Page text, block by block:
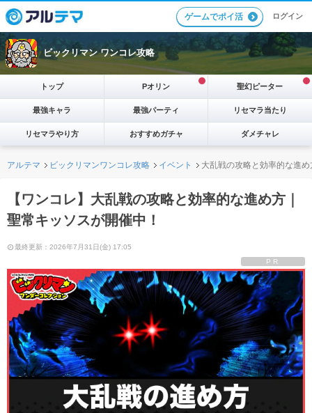
ゲームでポイ活 ログイン
ビックリマン ワンコレ攻略
トップ Pオリン 聖幻ピーター
最強キャラ 最強パーティ リセマラ当たり
リセマラやり方 おすすめガチャ ダメチャレ
アルテマ ビックリマンワンコレ攻略 イベント 大乱戦の攻略と効率的な進
【ワンコレ】大乱戦の攻略と効率的な進め方｜
聖常キッソスが開催中！
最終更新：2026年7月31日(金) 17:05
PR